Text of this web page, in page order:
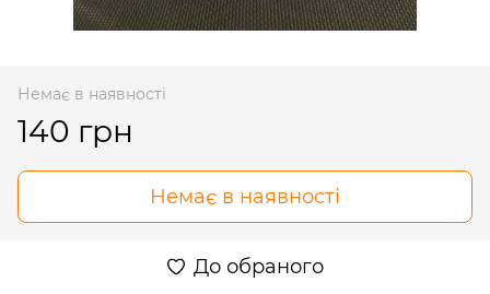
Немає в наявності
140 грн
Немає в наявності
До обраного